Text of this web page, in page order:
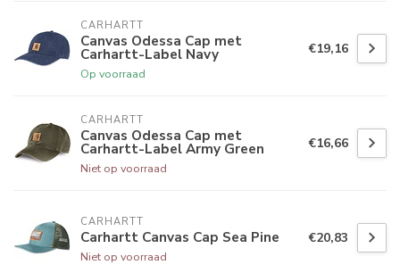
CARHARTT
Canvas Odessa Cap met
Carhartt-Label Navy
Op voorraad
€19,16
CARHARTT
Canvas Odessa Cap met
Carhartt-Label Army Green
Niet op voorraad
€16,66
CARHARTT
Carhartt Canvas Cap Sea Pine
Niet op voorraad
€20,83